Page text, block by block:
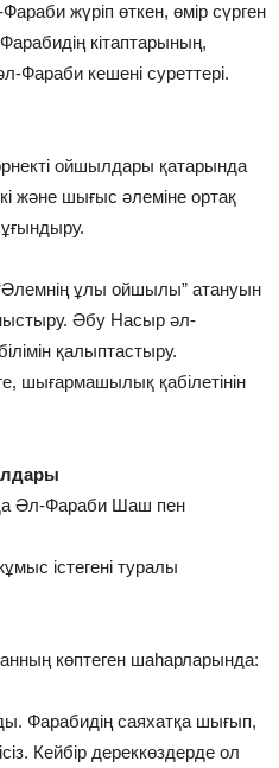
жүріп өткен, өмір сүрген
кітаптарының,
Фараби кешені суреттері.
ойшылдары қатарында
және шығыс әлеміне ортақ
ұғындыру.
ұлы ойшылы” атануын
Әбу Насыр әл-
қалыптастыру.
шығармашылық қабілетінін
Әл-Фараби Шаш пен
істегені туралы
көптеген шаһарларында:
Фарабидің саяхатқа шығып,
Кейбір дереккөздерде ол